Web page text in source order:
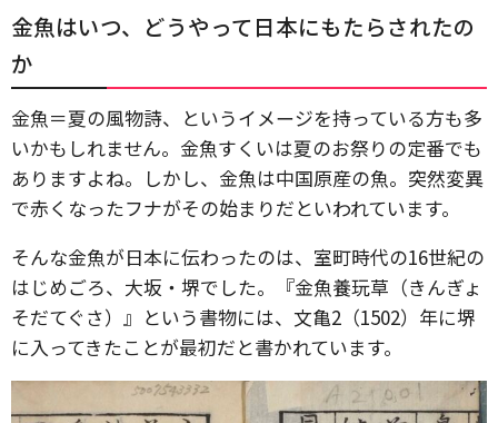
金魚はいつ、どうやって日本にもたらされたの
か
金魚＝夏の風物詩、というイメージを持っている方も多
いかもしれません。金魚すくいは夏のお祭りの定番でも
ありますよね。しかし、金魚は中国原産の魚。突然変異
で赤くなったフナがその始まりだといわれています。
そんな金魚が日本に伝わったのは、室町時代の16世紀の
はじめごろ、大坂・堺でした。『金魚養玩草（きんぎょ
そだてぐさ）』という書物には、文亀2（1502）年に堺
に入ってきたことが最初だと書かれています。